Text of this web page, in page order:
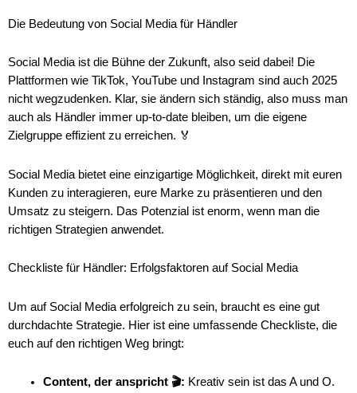
Die Bedeutung von Social Media für Händler
Social Media ist die Bühne der Zukunft, also seid dabei! Die
Plattformen wie TikTok, YouTube und Instagram sind auch 2025
nicht wegzudenken. Klar, sie ändern sich ständig, also muss man
auch als Händler immer up-to-date bleiben, um die eigene
Zielgruppe effizient zu erreichen. 🏅
Social Media bietet eine einzigartige Möglichkeit, direkt mit euren
Kunden zu interagieren, eure Marke zu präsentieren und den
Umsatz zu steigern. Das Potenzial ist enorm, wenn man die
richtigen Strategien anwendet.
Checkliste für Händler: Erfolgsfaktoren auf Social Media
Um auf Social Media erfolgreich zu sein, braucht es eine gut
durchdachte Strategie. Hier ist eine umfassende Checkliste, die
euch auf den richtigen Weg bringt:
Content, der anspricht 🎬: Kreativ sein ist das A und O.